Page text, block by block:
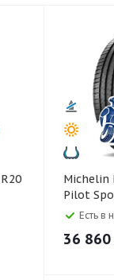
Michelin Michelin 275/40 R20
Pilot
Есть в
36 860